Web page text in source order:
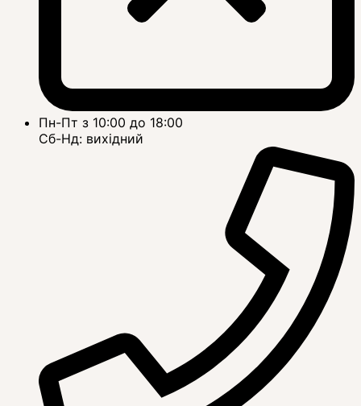
Пн-Пт з 10:00 до 18:00
Сб-Нд: вихідний